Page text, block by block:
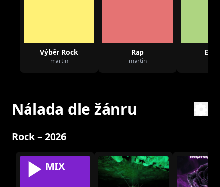
Výběr Rock
martin
Rap
martin
Nálada dle žánru
Rock – 2026
MIX